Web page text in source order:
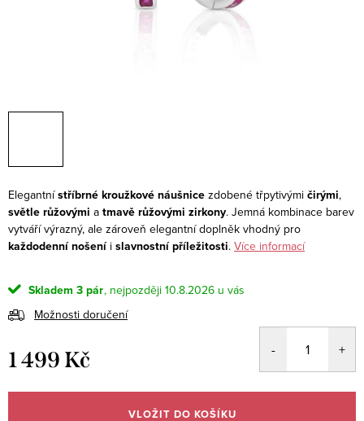
Elegantnístříbrné kroužkové náušnice zdobené třpytivými čirými,
světle růžovými a tmavě růžovými zirkony. Jemná kombinace barev
vytváří výrazný, ale zároveň elegantní doplněk vhodný pro
každodenní nošeníi slavnostní příležitosti. Více informací
Skladem 3 pár
10.8.2026
Možnosti doručení
1 499 Kč
cena:
VLOŽIT DO KOŠÍKU